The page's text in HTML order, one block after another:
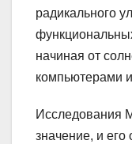
радикального
начиная от
компьютерами
Исследования
значение, и его